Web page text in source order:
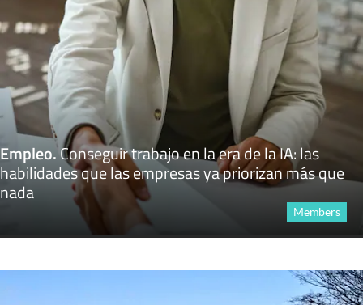
Empleo.Conseguir trabajo en la era de la IA: las
habilidades que las empresas ya priorizan más que
nada
Members